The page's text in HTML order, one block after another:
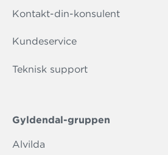
Kontakt-din-konsulent
Kundeservice
Teknisk support
Gyldendal-gruppen
Alvilda